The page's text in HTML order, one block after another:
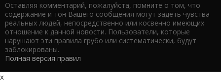
Оставляя комментарий, пожалуйста, помните о том, что
содержание и тон Вашего сообщения могут задеть чувства
реальных людей, непосредственно или косвенно имеющих
отношение к данной новости. Пользователи, которые
нарушают эти правила грубо или систематически, будут
заблокированы.
Полная версия правил
x